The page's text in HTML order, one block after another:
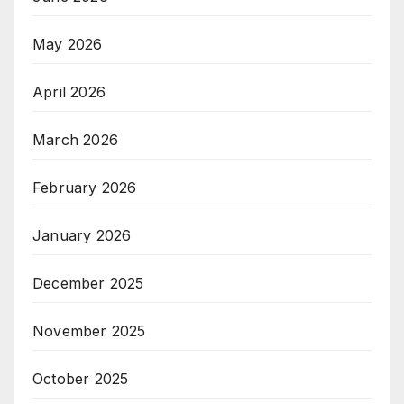
May 2026
April 2026
March 2026
February 2026
January 2026
December 2025
November 2025
October 2025